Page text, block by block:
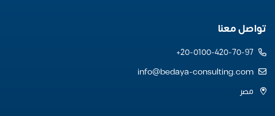
تواصل معنا
20-0100-420-70-97+
info@bedaya-consulting.com
مصر